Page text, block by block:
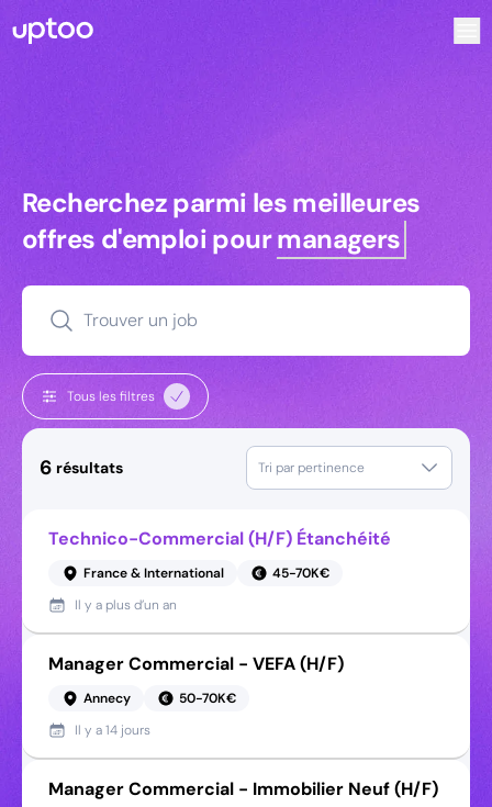
Recherchez parmi les meilleures
Recherchez parmi les meilleures
offres d'emploi pourmanagers
Trouver un job
Tous les filtres
6 résultats Tri par pertinence
Technico-Commercial (H/F) Étanchéité
France & International
45-70K€
Il y a plus d’un an
Manager Commercial - VEFA (H/F)
Annecy
50-70K€
Il y a14 jours
Manager Commercial - Immobilier Neuf (H/F)